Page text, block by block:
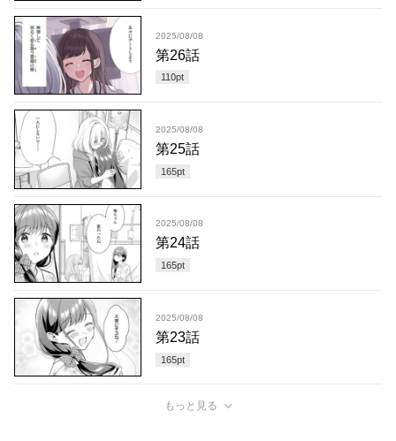
2025/08/08
第26話
110pt
2025/08/08
第25話
165pt
2025/08/08
第24話
165pt
2025/08/08
第23話
165pt
もっと見る